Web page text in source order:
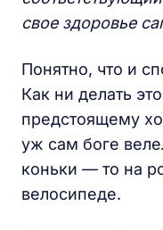
свое здоровье
Понятно, что и
Как ни делать
предстоящему
уж сам боге
коньки — то на
велосипеде.